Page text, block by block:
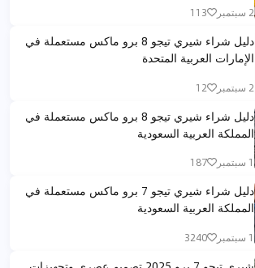
2 سبتمبر 113
دليل شراء شيري تيجو 8 برو ماكس مستعملة في
الإمارات العربية المتحدة
2 سبتمبر 12
دليل شراء شيري تيجو 8 برو ماكس مستعملة في
المملكة العربية السعودية
1 سبتمبر 187
دليل شراء شيري تيجو 7 برو ماكس مستعملة في
المملكة العربية السعودية
1 سبتمبر 3240